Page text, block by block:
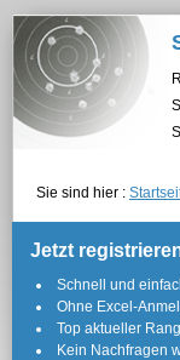
Sie sind hier :
Jetzt
Schnell und
Ohne Excel-
Top aktueller
Kein Nachfragen